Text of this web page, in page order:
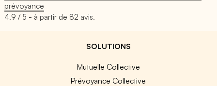
prévoyance
4.9 / 5 - à partir de 82 avis.
SOLUTIONS
Mutuelle Collective
Prévoyance Collective